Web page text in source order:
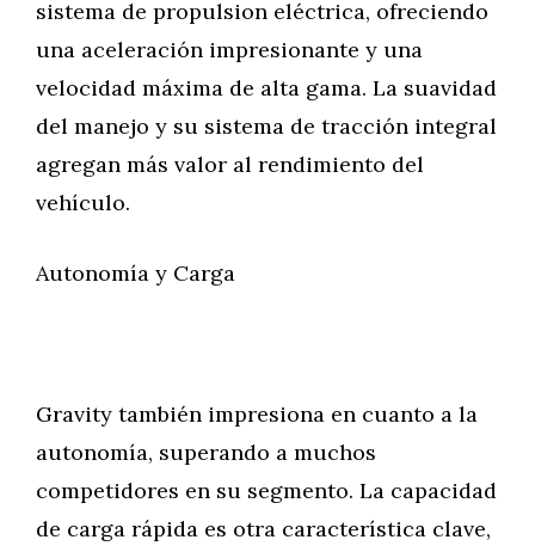
sistema de propulsion eléctrica, ofreciendo
una aceleración impresionante y una
velocidad máxima de alta gama. La suavidad
del manejo y su sistema de tracción integral
agregan más valor al rendimiento del
vehículo.
Autonomía y Carga
Gravity también impresiona en cuanto a la
autonomía, superando a muchos
competidores en su segmento. La capacidad
de carga rápida es otra característica clave,